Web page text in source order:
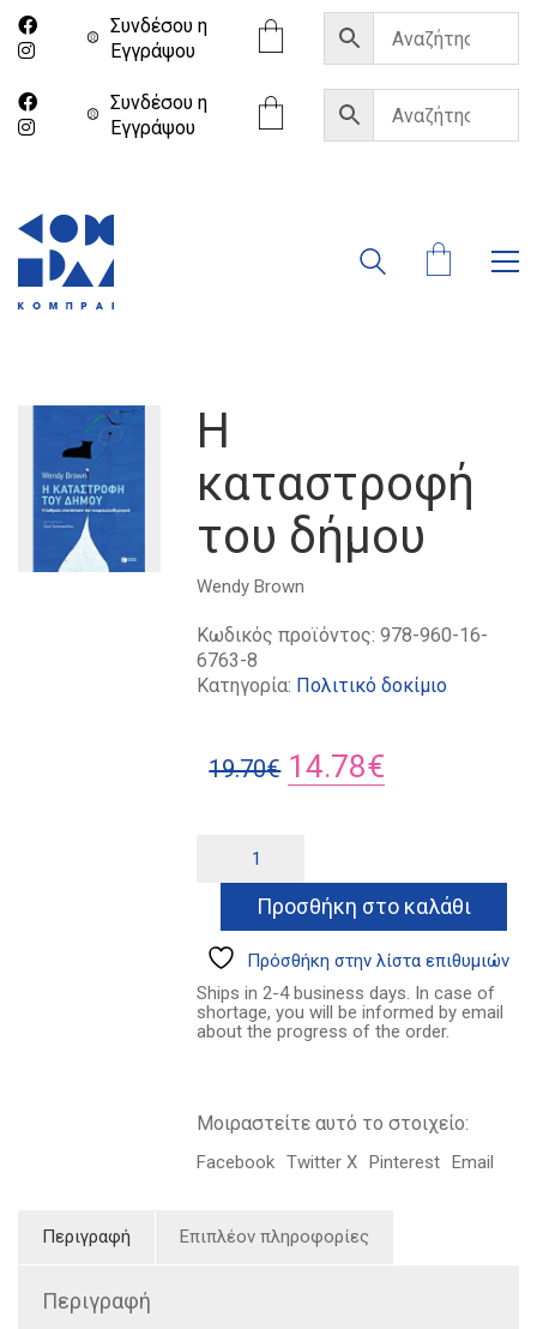
Συνδέσου η
Eγγράψου
Συνδέσου η
Eγγράψου
Η
καταστροφή
του δήμου
Wendy Brown
Κωδικός προϊόντος:978-960-16-
6763-8
Κατηγορία: Πολιτικό δοκίμιο
19.70€ Original
19.70€.
14.78€
είναι:
14.78€.
καταστροφή
του
ποσότητα
Προσθήκη στο καλάθι
Πρόσθήκη στην λίστα επιθυμιών
Ships in 2-4 business days. In case of
shortage, you will be informed by email
about the progress of the order.
Μοιραστείτε αυτό το στοιχείο:
Facebook Twitter X Pinterest Email
Περιγραφή Επιπλέον πληροφορίες
Περιγραφή